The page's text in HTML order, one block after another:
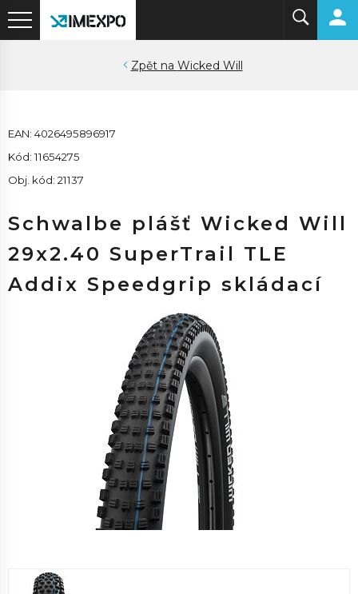
Wicked Will
EAN: 4026495896917
Kód: 11654275
Obj. kód: 21137
Schwalbe plášť Wicked Will
29x2.40 SuperTrail TLE
Addix Speedgrip skládací